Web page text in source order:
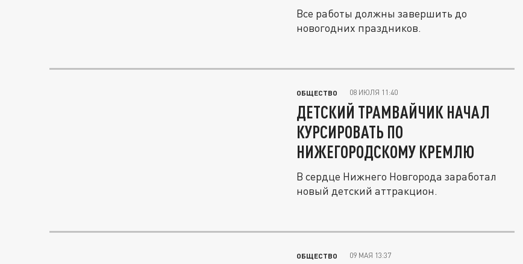
Все работы должны завершить до
новогодних праздников.
ОБЩЕСТВО 08 ИЮЛЯ 11:40
ДЕТСКИЙ ТРАМВАЙЧИК НАЧАЛ
КУРСИРОВАТЬ ПО
НИЖЕГОРОДСКОМУ КРЕМЛЮ
В сердце Нижнего Новгорода заработал
новый детский аттракцион.
ОБЩЕСТВО 09 МАЯ 13:37